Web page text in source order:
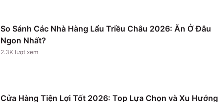
So Sánh Các Nhà Hàng Lẩu Triều Châu 2026: Ăn Ở Đâu
Ngon Nhất?
2.3K lượt xem
Cửa Hàng Tiện Lợi Tốt 2026: Top Lựa Chọn và Xu Hướng